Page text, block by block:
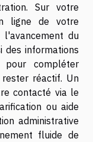
Sur votre
ligne de votre
du
des informations
pour compléter
réactif. Un
contacté via le
ou aide
administrative
fluide de